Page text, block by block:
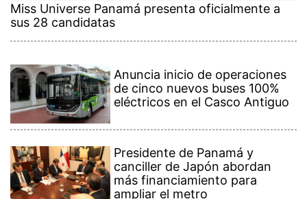
Miss Universe Panamá presenta oficialmente a
sus 28 candidatas
Anuncia inicio de operaciones
de cinco nuevos buses 100%
eléctricos en el Casco Antiguo
Presidente de Panamá y
canciller de Japón abordan
más financiamiento para
ampliar el metro